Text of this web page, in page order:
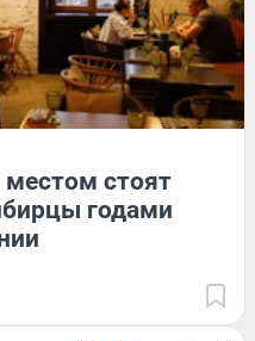
стоят
годами